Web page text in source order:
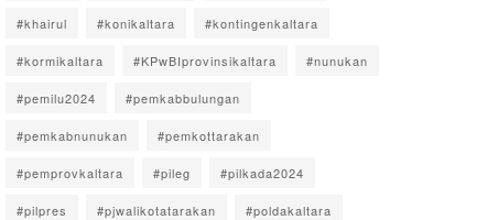
#khairul #konikaltara #kontingenkaltara
#kormikaltara #KPwBIprovinsikaltara #nunukan
#pemilu2024 #pemkabbulungan
#pemkabnunukan #pemkottarakan
#pemprovkaltara #pileg #pilkada2024
#pilpres #pjwalikotatarakan #poldakaltara